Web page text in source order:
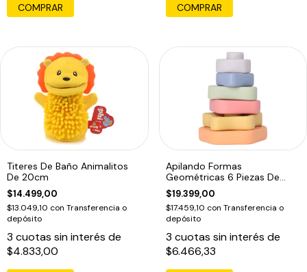
COMPRAR
Titeres De Baño Animalitos
De 20cm
$14.499,00
$13.049,10 con Transferencia o
depósito
3 cuotas sin interés de
$4.833,00
Apilando Formas
Geométricas 6 Piezas De
Colores Y Formas
$19.399,00
$17.459,10 con Transferencia o
depósito
3 cuotas sin interés de
$6.466,33